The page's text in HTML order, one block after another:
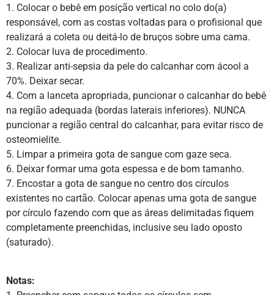
1. Colocar o bebê em posição vertical no colo do(a)
responsável, com as costas voltadas para o profisional que
realizará a coleta ou deitá-lo de bruços sobre uma cama.
2. Colocar luva de procedimento.
3. Realizar anti-sepsia da pele do calcanhar com ácool a
70%. Deixar secar.
4. Com a lanceta apropriada, puncionar o calcanhar do bebê
na região adequada (bordas laterais inferiores). NUNCA
puncionar a região central do calcanhar, para evitar risco de
osteomielite.
5. Limpar a primeira gota de sangue com gaze seca.
6. Deixar formar uma gota espessa e de bom tamanho.
7. Encostar a gota de sangue no centro dos círculos
existentes no cartão. Colocar apenas uma gota de sangue
por círculo fazendo com que as áreas delimitadas fiquem
completamente preenchidas, inclusive seu lado oposto
(saturado).
Notas: